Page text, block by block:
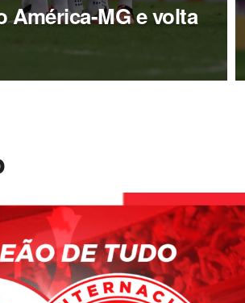
América-MG e volta